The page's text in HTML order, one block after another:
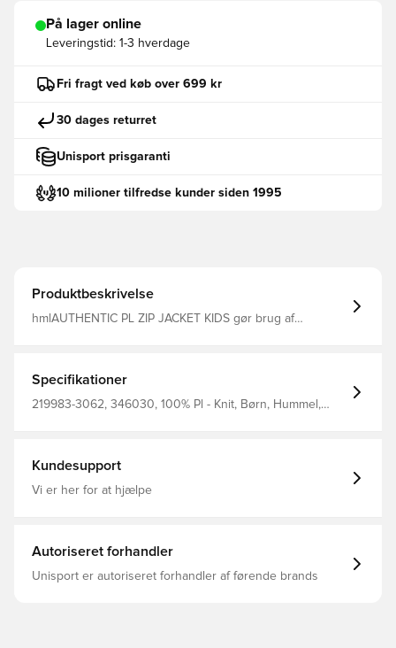
På lager online
Leveringstid: 1-3 hverdage
Fri fragt ved køb over 699 kr
30 dages returret
Unisport prisgaranti
10 milioner tilfredse kunder siden 1995
Produktbeskrivelse
hmlAUTHENTIC PL ZIP JACKET KIDS gør brug af
på ærmerne til at holde dem varme. BEECOOL® teknologi
i denne åndbare trøje holder dit barn tørt og nedkølet
under træning med fremragende hurtigtørrende
Specifikationer
219983-3062, 346030, 100% Pl - Knit, Børn, Hummel,
Kundesupport
Vi er her for at hjælpe
Autoriseret forhandler
Unisport er autoriseret forhandler af førende brands